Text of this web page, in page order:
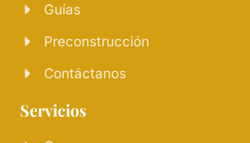
Guías
Preconstrucción
Contáctanos
Servicios